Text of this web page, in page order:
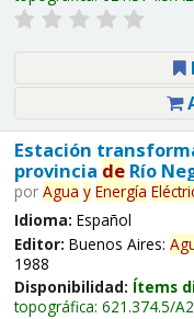
Estación
provincia deRío
por Agua y Energía
Idioma: Español
Editor: Buenos Aires:
1988
Disponibilidad: Ítems
topográfica: 621.374.5/